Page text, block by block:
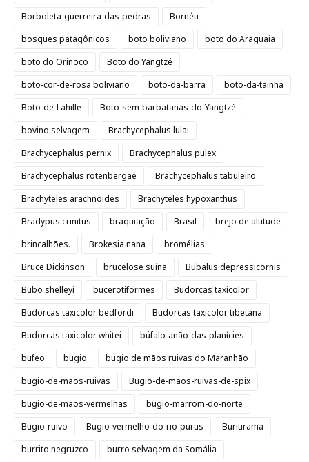
Borboleta-guerreira-das-pedras
Bornéu
bosques patagônicos
boto boliviano
boto do Araguaia
boto do Orinoco
Boto do Yangtzé
boto-cor-de-rosa boliviano
boto-da-barra
boto-da-tainha
Boto-de-Lahille
Boto-sem-barbatanas-do-Yangtzé
bovino selvagem
Brachycephalus lulai
Brachycephalus pernix
Brachycephalus pulex
Brachycephalus rotenbergae
Brachycephalus tabuleiro
Brachyteles arachnoides
Brachyteles hypoxanthus
Bradypus crinitus
braquiação Brasil
brejo de altitude
brincalhões.
Brokesia nana
bromélias
Bruce Dickinson
brucelose suína
Bubalus depressicornis
Bubo shelleyi
bucerotiformes
Budorcas taxicolor
Budorcas taxicolor bedfordi
Budorcas taxicolor tibetana
Budorcas taxicolor whitei
búfalo-anão-das-planícies
bufeo
bugio
bugio de mãos ruivas do Maranhão
bugio-de-mãos-ruivas
Bugio-de-mãos-ruivas-de-spix
bugio-de-mãos-vermelhas
bugio-marrom-do-norte
Bugio-ruivo
Bugio-vermelho-do-rio-purus
Buritirama
burrito negruzco
burro selvagem da Somália